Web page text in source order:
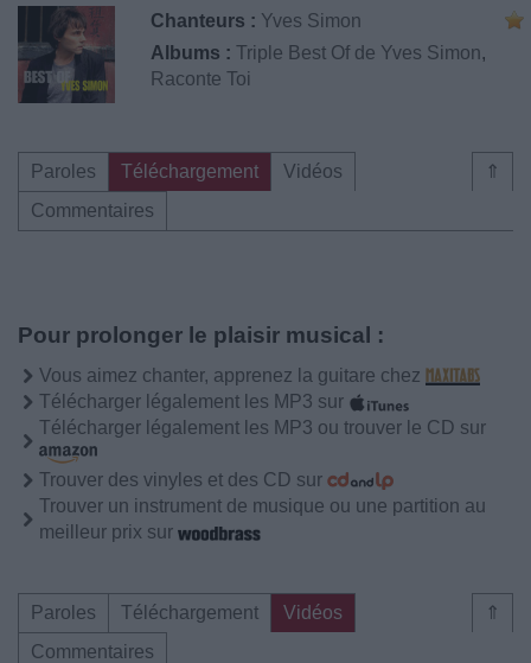
Chanteurs : Yves Simon
Albums : Triple Best Of de Yves Simon,
Raconte Toi
⇑
Paroles Téléchargement
Vidéos
Commentaires
Pour prolonger le plaisir musical :
Vous aimez chanter, apprenez la guitare chez
Télécharger légalement les MP3 sur
Télécharger légalement les MP3 ou trouver le CD sur
Trouver des vinyles et des CD sur
Trouver un instrument de musique ou une partition au
meilleur prix sur
⇑
Paroles Téléchargement
Vidéos
Commentaires